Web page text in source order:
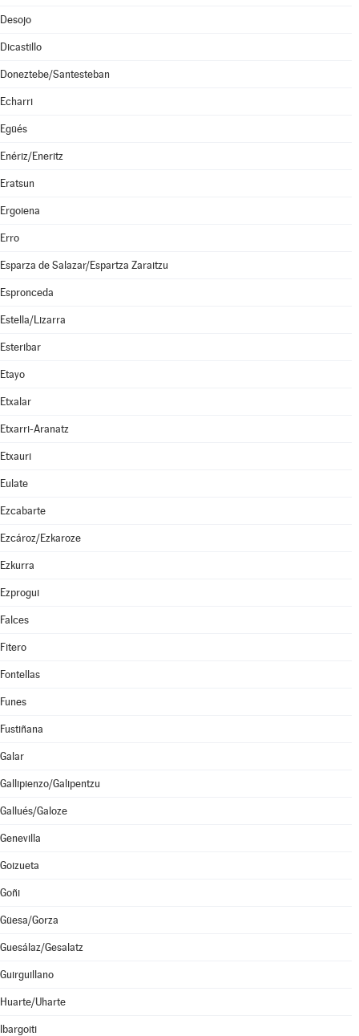
Desojo
Dicastillo
Doneztebe/Santesteban
Echarri
Egüés
Enériz/Eneritz
Eratsun
Ergoiena
Erro
Esparza de Salazar/Espartza Zaraitzu
Espronceda
Estella/Lizarra
Esteribar
Etayo
Etxalar
Etxarri-Aranatz
Etxauri
Eulate
Ezcabarte
Ezcároz/Ezkaroze
Ezkurra
Ezprogui
Falces
Fitero
Fontellas
Funes
Fustiñana
Galar
Gallipienzo/Galipentzu
Gallués/Galoze
Genevilla
Goizueta
Goñi
Güesa/Gorza
Guesálaz/Gesalatz
Guirguillano
Huarte/Uharte
Ibargoiti